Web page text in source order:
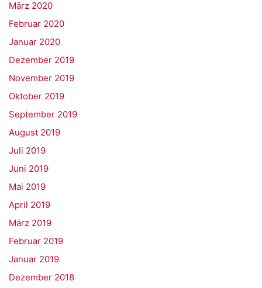
März 2020
Februar 2020
Januar 2020
Dezember 2019
November 2019
Oktober 2019
September 2019
August 2019
Juli 2019
Juni 2019
Mai 2019
April 2019
März 2019
Februar 2019
Januar 2019
Dezember 2018